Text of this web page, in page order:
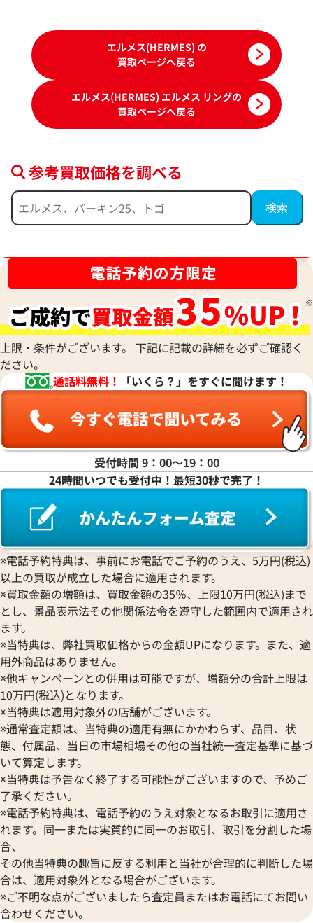
エルメス リング
47,000円
2026年5月17日時点
エルメス リング
45,000円
2026年5月17日時
エルメス ドゥザノー リング
参考買取価格
2025年10月17日時点
エルメス ドゥザ
参考買取価格
2025年7月17日時
エルメス ドゥザノー リング
参考買取価格
30,000 円
2026年2月17日時点
エルメス ドゥザ
参考買取価格
29,000円
2025年7月17日時
エルメス(HERMES) の
買取ページへ戻る
エルメス(HERMES) エルメス リングの
買取ページへ戻る
参考買取価格を調べる
上限・条件がございます。 下記に記載の詳細を必ずご確認く
ださい。
通話料無料！
「いくら？」をすぐに聞けます！
受付時間 9：00〜19：00
24時間いつでも受付中！最短30秒で完了！
※電話予約特典は、事前にお電話でご予約のうえ、5万円(税込)
以上の買取が成立した場合に適用されます。
※買取金額の増額は、買取金額の35％、上限10万円(税込)まで
とし、景品表示法その他関係法令を遵守した範囲内で適用され
ます。
※当特典は、弊社買取価格からの金額UPになります。また、適
用外商品はありません。
※他キャンペーンとの併用は可能ですが、増額分の合計上限は
10万円(税込)となります。
※当特典は適用対象外の店舗がございます。
※通常査定額は、当特典の適用有無にかかわらず、品目、状
態、付属品、当日の市場相場その他の当社統一査定基準に基づ
いて算定します。
※当特典は予告なく終了する可能性がございますので、予めご
了承ください。
※電話予約特典は、電話予約のうえ対象となるお取引に適用さ
れます。同一または実質的に同一のお取引、取引を分割した場
合、
その他当特典の趣旨に反する利用と当社が合理的に判断した場
合は、適用対象外となる場合がございます。
※ご不明な点がございましたら査定員またはお電話にてお問い
合わせください。